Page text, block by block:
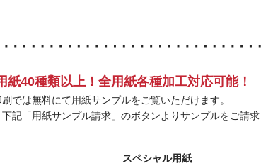
紙40種類以上！全用紙各種加工対応可能！
では無料にて用紙サンプルをご覧いただけます。
記「用紙サンプル請求」のボタンよりサンプルをご請
スペシャル用紙